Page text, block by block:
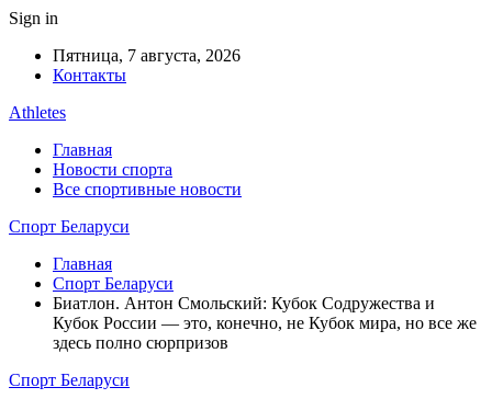
Sign in
Пятница, 7 августа, 2026
Контакты
Athletes
Главная
Новости спорта
Все спортивные новости
Спорт Беларуси
Главная
Спорт Беларуси
Биатлон. Антон Смольский: Кубок Содружества и
Кубок России — это, конечно, не Кубок мира, но все же
здесь полно сюрпризов
Спорт Беларуси